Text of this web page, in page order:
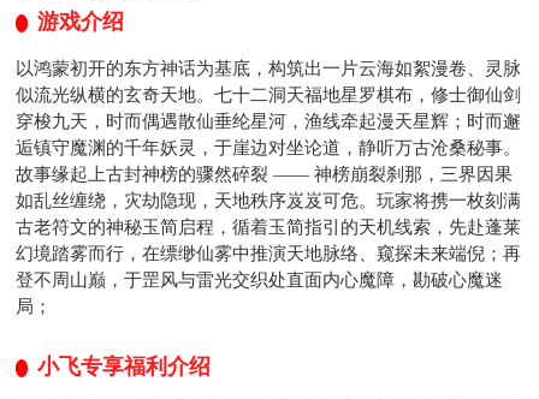
游戏介绍
以鸿蒙初开的东方神话为基底，构筑出一片云海如絮漫卷、灵脉
似流光纵横的玄奇天地。七十二洞天福地星罗棋布，修士御仙剑
穿梭九天，时而偶遇散仙垂纶星河，渔线牵起漫天星辉；时而邂
逅镇守魔渊的千年妖灵，于崖边对坐论道，静听万古沧桑秘事。
故事缘起上古封神榜的骤然碎裂 —— 神榜崩裂刹那，三界因果
如乱丝缠绕，灾劫隐现，天地秩序岌岌可危。玩家将携一枚刻满
古老符文的神秘玉简启程，循着玉简指引的天机线索，先赴蓬莱
幻境踏雾而行，在缥缈仙雾中推演天地脉络、窥探未来端倪；再
登不周山巅，于罡风与雷光交织处直面内心魔障，勘破心魔迷
局；
小飞专享福利介绍